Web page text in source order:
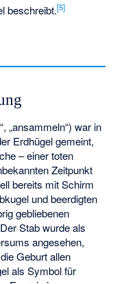
beschreibt.[5]
„ansammeln“) war in
Erdhügel gemeint,
– einer toten
Zeitpunkt
bereits mit Schirm
und beerdigten
gebliebenen
Stab wurde als
angesehen,
Geburt allen
als Symbol für